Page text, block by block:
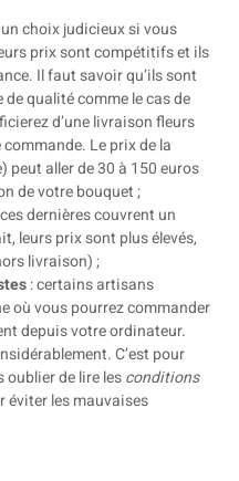
un choix judicieux si vous
prix sont compétitifs et ils
Il faut savoir qu’ils sont
qualité comme le cas de
d’une livraison fleurs
Le prix de la
aller de 30 à 150 euros
de votre bouquet ;
dernières couvrent un
leurs prix sont plus élevés,
livraison) ;
: certains artisans
où vous pourrez commander
depuis votre ordinateur.
C’est pour
oublier de lire lesconditions
éviter les mauvaises